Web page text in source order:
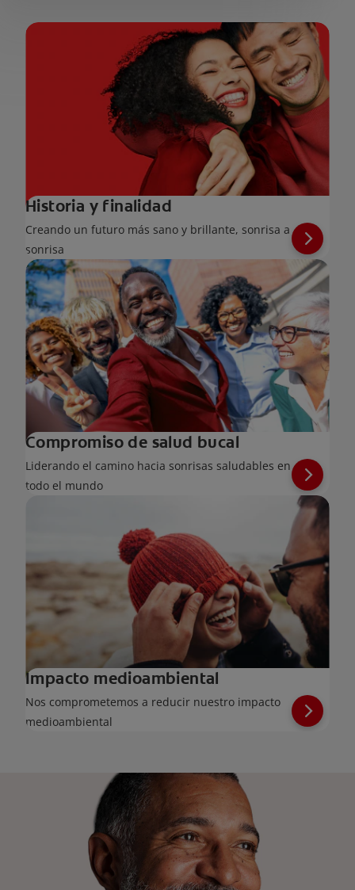
Historia y finalidad
Creando un futuro más sano y brillante, sonrisa a
sonrisa
Compromiso de salud bucal
Liderando el camino hacia sonrisas saludables en
todo el mundo
Impacto medioambiental
Nos comprometemos a reducir nuestro impacto
medioambiental